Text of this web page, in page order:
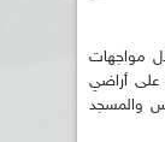
مواجهات
أراضي
والمسجد